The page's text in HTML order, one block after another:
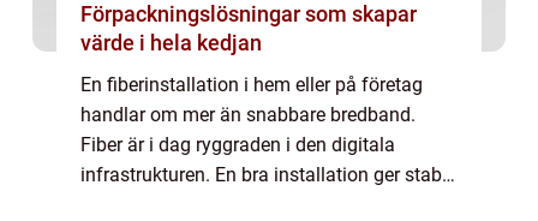
Förpackningslösningar som skapar
värde i hela kedjan
En fiberinstallation i hem eller på företag
handlar om mer än snabbare bredband.
Fiber är i dag ryggraden i den digitala
infrastrukturen. En bra installation ger stabil